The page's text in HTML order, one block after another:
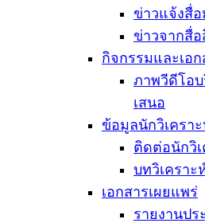
ข่าวแจ้งสื่
ข่าวจากสื่
กิจกรรมและเอ
ภาพวีดีโอ
เสนอ
ข้อมูลนักวิเครา
ติดต่อนักวิ
บทวิเครา
เอกสารเผยแพร่
รายงานปร